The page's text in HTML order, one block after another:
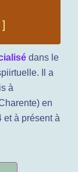
dans le
Il a
à
en
et à présent à